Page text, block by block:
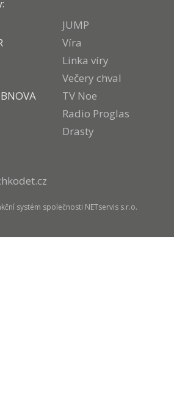
JUMP
Víra
Linka víry
Večery chval
TV Noe
Radio Proglas
Drasty
systém společnosti NETservis s.r.o.